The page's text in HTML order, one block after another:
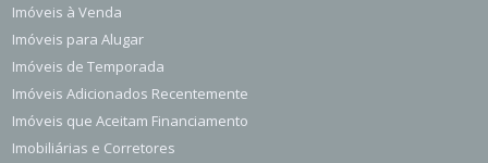
Imóveis à Venda
Imóveis para Alugar
Imóveis de Temporada
Imóveis Adicionados Recentemente
Imóveis que Aceitam Financiamento
Imobiliárias e Corretores